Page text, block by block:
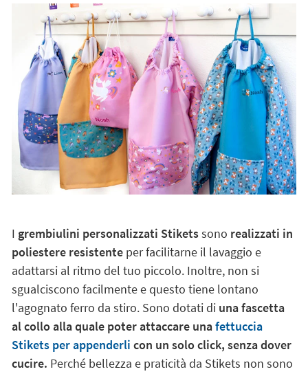
I grembiulini personalizzati Stiketssono realizzati in
poliestere resistenteper facilitarne il lavaggio e
adattarsi al ritmo del tuo piccolo. Inoltre, non si
sgualciscono facilmente e questo tiene lontano
l'agognato ferro da stiro. Sono dotati di una fascetta
al collo alla quale poter attaccare unafettuccia
Stikets per appenderli con un solo click, senza dover
cucire. Perché bellezza e praticità da Stikets non sono